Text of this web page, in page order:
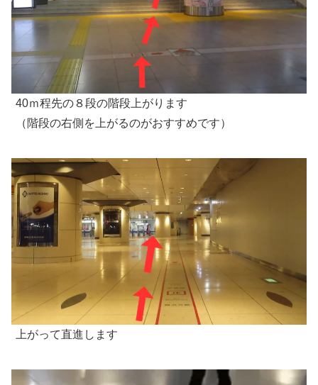
40ｍ程先の８段の階段上がります
（階段の右側を上がるのがおすすめです）
上がって直進します